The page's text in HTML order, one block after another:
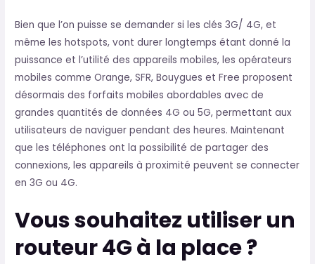
Bien que l’on puisse se demander si les clés 3G/ 4G, et
même les hotspots, vont durer longtemps étant donné la
puissance et l’utilité des appareils mobiles, les opérateurs
mobiles comme Orange, SFR, Bouygues et Free proposent
désormais des forfaits mobiles abordables avec de
grandes quantités de données 4G ou 5G, permettant aux
utilisateurs de naviguer pendant des heures. Maintenant
que les téléphones ont la possibilité de partager des
connexions, les appareils à proximité peuvent se connecter
en 3G ou 4G.
Vous souhaitez utiliser un
routeur 4G à la place ?